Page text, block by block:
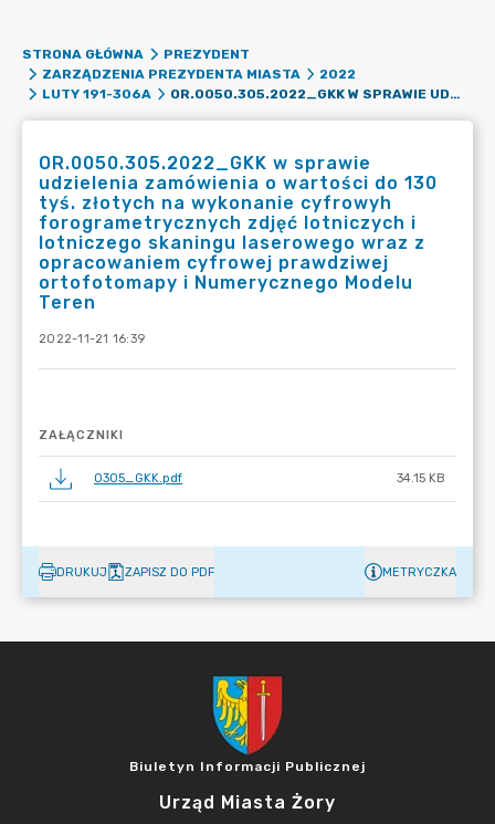
STRONA GŁÓWNA
PREZYDENT
ZARZĄDZENIA PREZYDENTA MIASTA
2022
LUTY 191-306A
OR.0050.305.2022_GKK W SPRAWIE UDZIELENIA ZAMÓWIENIA O WARTOŚCI DO 130 TYŚ. ZŁOTYCH NA WYKONANIE CYFROWYH FOROGRAMETRYCZNYCH ZDJĘĆ LOTNICZYCH I LOTNICZEGO SKANINGU LASEROWEGO WRAZ Z OPRACOWANIEM CYFROWEJ PRAWDZIWEJ ORTOFOTOMAPY I NUMERYCZNEGO MODELU TEREN
OR.0050.305.2022_GKK w sprawie
udzielenia zamówienia o wartości do 130
tyś. złotych na wykonanie cyfrowyh
forogrametrycznych zdjęć lotniczych i
lotniczego skaningu laserowego wraz z
opracowaniem cyfrowej prawdziwej
ortofotomapy i Numerycznego Modelu
Teren
2022-11-21 16:39
ZAŁĄCZNIKI
0305_GKK.pdf 34.15 KB
DRUKUJ ZAPISZ DO PDF METRYCZKA
Biuletyn Informacji Publicznej
Urząd Miasta Żory